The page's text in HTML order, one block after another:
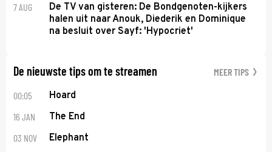
7 AUG
De TV van gisteren: De Bondgenoten-kijkers
halen uit naar Anouk, Diederik en Dominique
na besluit over Sayf: 'Hypocriet'
De nieuwste tips om te streamen MEER TIPS
00:05 Hoard
16 JAN The End
03 NOV Elephant